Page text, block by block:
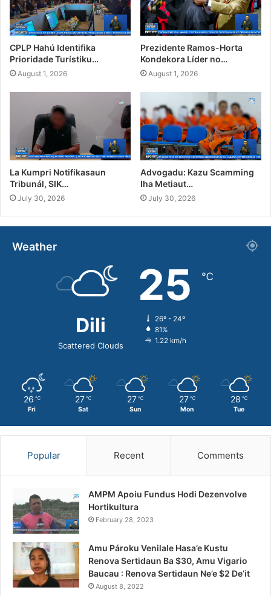
CPLP Hahú Identifika
Prioridade Turístiku…
August 1, 2026
Prezidente Ramos-Horta
Kondekora Líder no…
August 1, 2026
La Kumpri Notifikasaun
Tribunál, SIK…
July 30, 2026
Advogadu: Kazu Scamming
Iha Metiaut…
July 30, 2026
Weather
Dili
Scattered Clouds
25 ℃
26º - 24º
81%
1.22 km/h
26 ℃
Fri
27 ℃
Sat
27 ℃
Sun
27 ℃
Mon
28 ℃
Tue
Popular Recent Comments
AMPM Apoiu Fundus Hodi Dezenvolve
Hortikultura
February 28, 2023
Amu Pároku Venilale Hasa’e Kustu
Renova Sertidaun Ba $30, Amu Vigario
Baucau : Renova Sertidaun Ne’e $2 De’it
August 8, 2022